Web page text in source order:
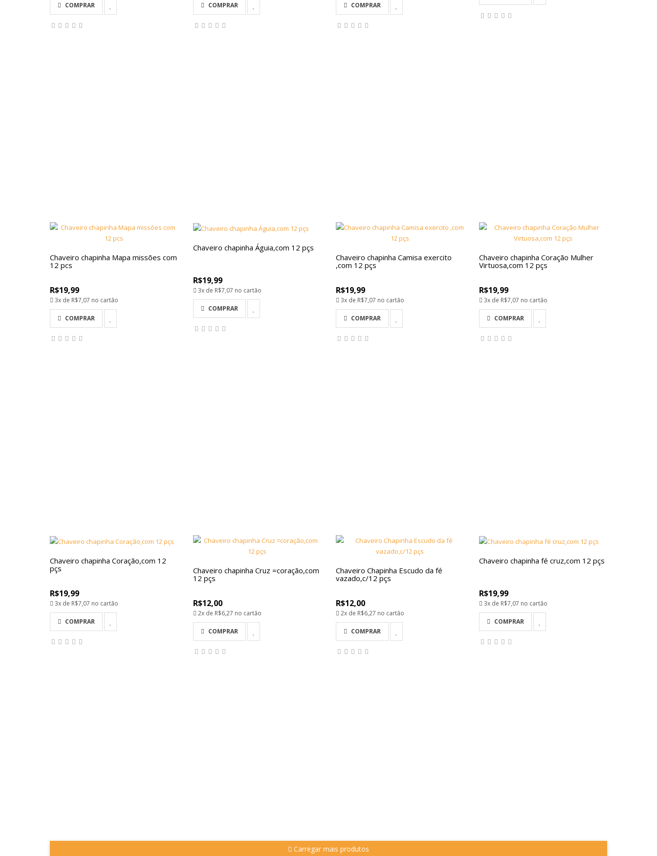
COMPRAR COMPRAR COMPRAR
Chaveiro chapinha Mapa missões com
12 pcs
R$19,99
3x de R$7,07 no cartão
COMPRAR
Chaveiro chapinha Águia,com 12 pçs
R$19,99
3x de R$7,07 no cartão
COMPRAR
Chaveiro chapinha Camisa exercito
,com 12 pçs
R$19,99
3x de R$7,07 no cartão
COMPRAR
Chaveiro chapinha Coração Mulher
Virtuosa,com 12 pçs
R$19,99
3x de R$7,07 no cartão
COMPRAR
Chaveiro chapinha Coração,com 12
pçs
R$19,99
3x de R$7,07 no cartão
COMPRAR
Chaveiro chapinha Cruz =coração,com
12 pçs
R$12,00
2x de R$6,27 no cartão
COMPRAR
Chaveiro Chapinha Escudo da fé
vazado,c/12 pçs
R$12,00
2x de R$6,27 no cartão
COMPRAR
Chaveiro chapinha fé cruz,com 12 pçs
R$19,99
3x de R$7,07 no cartão
COMPRAR
Carregar mais produtos